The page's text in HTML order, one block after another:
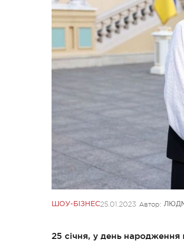
ШОУ-БІЗНЕС25.01.2023 Автор:
25 січня, у день